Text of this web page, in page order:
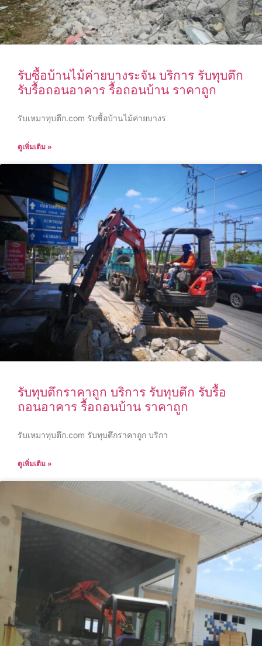
รับซื้อบ้านไม้ค่ายบางระจัน บริการ รับทุบตึก
รับรื้อถอนอาคาร รื้อถอนบ้าน ราคาถูก
รับเหมาทุบตึก.com รับซื้อบ้านไม้ค่ายบางร
ดูเพิ่มเติม »
รับทุบตึกราคาถูก บริการ รับทุบตึก รับรื้อ
ถอนอาคาร รื้อถอนบ้าน ราคาถูก
รับเหมาทุบตึก.com รับทุบตึกราคาถูก บริกา
ดูเพิ่มเติม »